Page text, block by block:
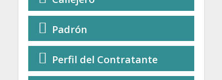
Padrón
Perfil del Contratante